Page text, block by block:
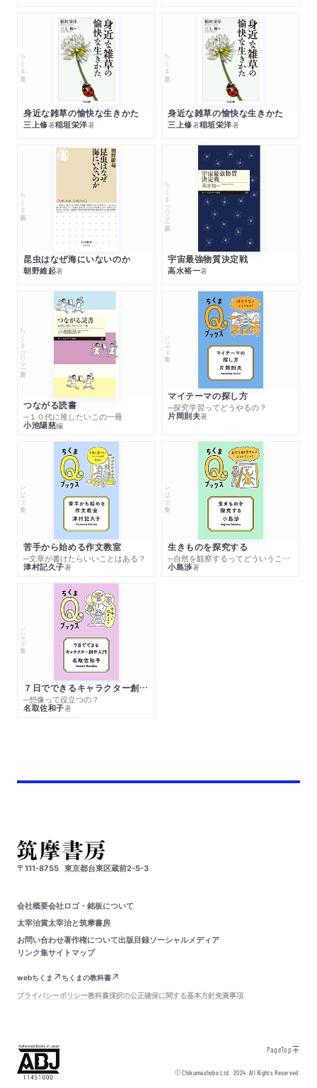
ちくま文庫
身近な雑草の愉快な生きかた
三上修著稲垣栄洋著
ちくま文庫
身近な雑草の愉快な生きかた
三上修著稲垣栄洋著
ちくま新書
昆虫はなぜ海にいないのか
朝野維起著
ちくまプリマー新書
宇宙最強物質決定戦
高水裕一著
ちくまプリマー新書
つながる読書
─１０代に推したいこの一冊
小池陽慈編
シリーズ・全集
マイテーマの探し方
─探究学習ってどうやるの？
片岡則夫著
シリーズ・全集
苦手から始める作文教室
─文章が書けたらいいことはある？
津村記久子著
シリーズ・全集
生きものを探究する
─自然を観察するってどういうこと？
小島渉著
シリーズ・全集
７日でできるキャラクター創作入門
─想像って役立つの？
名取佐和子著
〒111-8755 東京都台東区蔵前2-5-3
会社概要会社ロゴ・銘板について
太宰治賞太宰治と筑摩書房
お問い合わせ著作権について出版目録ソーシャルメディア
リンク集サイトマップ
webちくま
ちくまの教科書
プライバシーポリシー教科書採択の公正確保に関する基本方針免責事項
PageTop
© Chikumashobo Ltd.2024 All Rights Reserved.